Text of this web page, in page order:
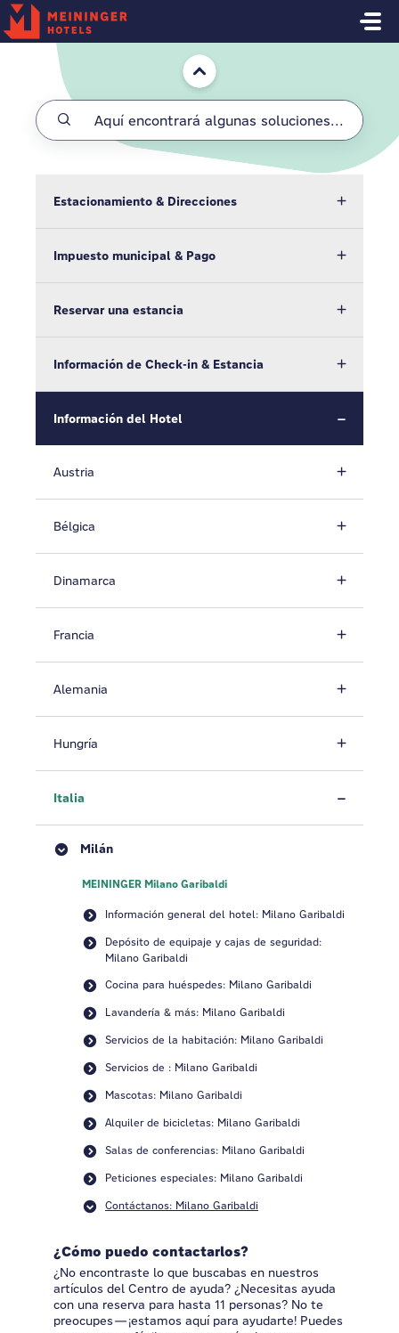
Saltar al contenido principal
Inicio
Estacionamiento & Direcciones
Impuesto municipal & Pago
Reservar una estancia
Información de Check-in & Estancia
Información del Hotel
Austria
Bélgica
Dinamarca
Francia
Alemania
Hungría
Italia
Milán
MEININGER Milano Garibaldi
Información general del hotel: Milano Garibaldi
Depósito de equipaje y cajas de seguridad:
Milano Garibaldi
Cocina para huéspedes: Milano Garibaldi
Lavandería & más: Milano Garibaldi
Servicios de la habitación: Milano Garibaldi
Servicios de : Milano Garibaldi
Mascotas: Milano Garibaldi
Alquiler de bicicletas: Milano Garibaldi
Salas de conferencias: Milano Garibaldi
Peticiones especiales: Milano Garibaldi
Contáctanos: Milano Garibaldi
¿Cómo puedo contactarlos?
¿No encontraste lo que buscabas en nuestros
artículos del Centro de ayuda? ¿Necesitas ayuda
con una reserva para hasta 11 personas? No te
preocupes—¡estamos aquí para ayudarte! Puedes